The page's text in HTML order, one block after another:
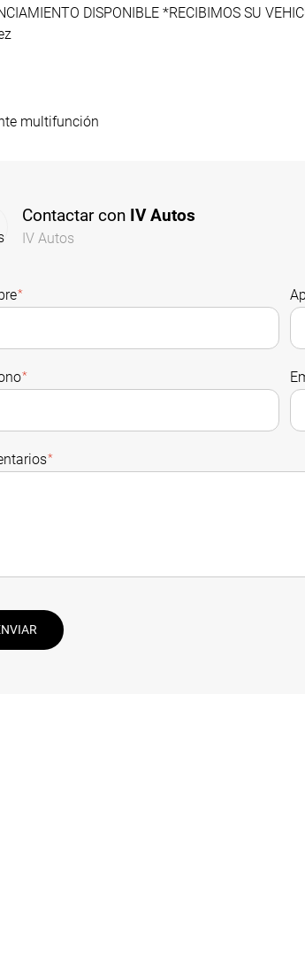
DISPONIBLE *RECIBIMOS SU
multifunción
Contactar con IV Autos
IV Autos
*
*
*